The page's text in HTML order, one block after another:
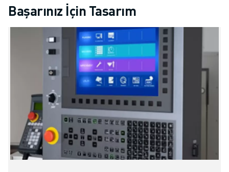
Başarınız İçin Tasarım